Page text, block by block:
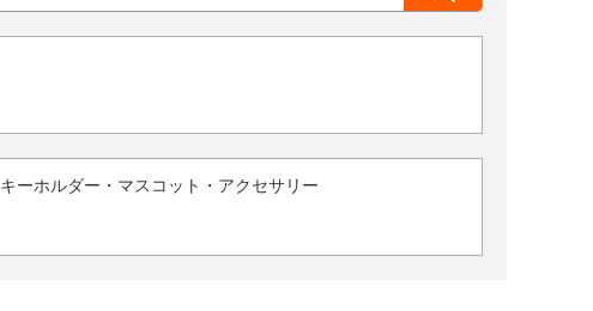
キーホルダー・マスコット・アクセサリー